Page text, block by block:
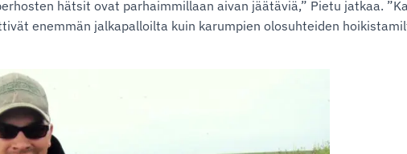
hätsit ovat parhaimmillaan aivan jäätäviä,” Pietu jatkaa.
enemmän jalkapalloilta kuin karumpien olosuhteiden